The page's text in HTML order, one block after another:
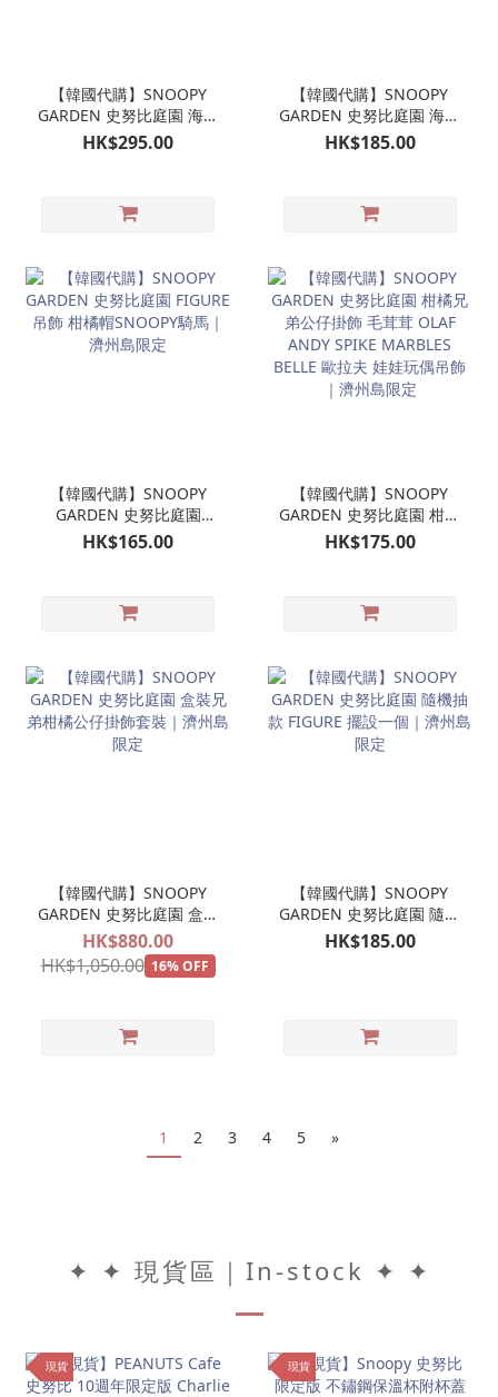
【韓國代購】SNOOPY
GARDEN 史努比庭園 海女
潛水 SNOOPY公仔 娃娃玩
偶｜濟州島限定
HK$295.00
【韓國代購】SNOOPY
GARDEN 史努比庭園 海女
SNOOPY 珠珠手機掛鏈｜
濟州島限定
HK$185.00
【韓國代購】SNOOPY
GARDEN 史努比庭園
FIGURE吊飾 柑橘帽
SNOOPY騎馬｜濟州島限
HK$165.00
【韓國代購】SNOOPY
GARDEN 史努比庭園 柑橘
兄弟公仔掛飾 毛茸茸
OLAF ANDY SPIKE
定
HK$175.00
【韓國代購】SNOOPY
GARDEN 史努比庭園 盒裝
兄弟柑橘公仔掛飾套裝｜
濟州島限定
HK$880.00
HK$1,050.00 16% OFF
【韓國代購】SNOOPY
GARDEN 史努比庭園 隨機
抽款 FIGURE 擺設一個｜
HK$185.00
1 2 3 4 5 »
✦ ✦ 現貨區｜In-stock ✦ ✦
現貨 現貨